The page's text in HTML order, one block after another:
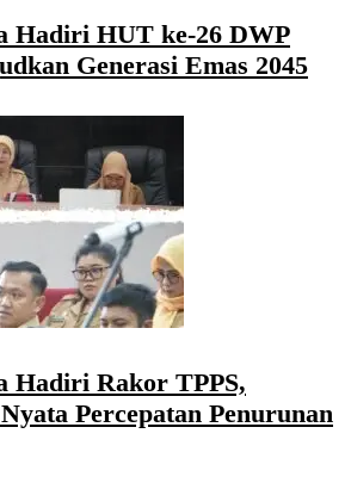
Hadiri HUT ke-26 DWP
Generasi Emas 2045
Hadiri Rakor TPPS,
Percepatan Penurunan